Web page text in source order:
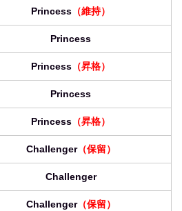
Princess （維持）
Princess
Princess （昇格）
Princess
Princess （昇格）
Challenger（保留）
Challenger
Challenger（保留）